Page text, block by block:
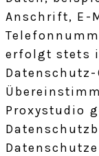
Anschrift, E-
erfolgt stets
Proxystudio